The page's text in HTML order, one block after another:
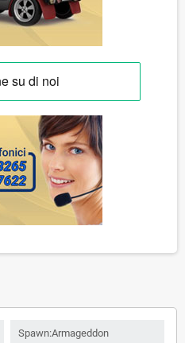
Spawn:Armageddon